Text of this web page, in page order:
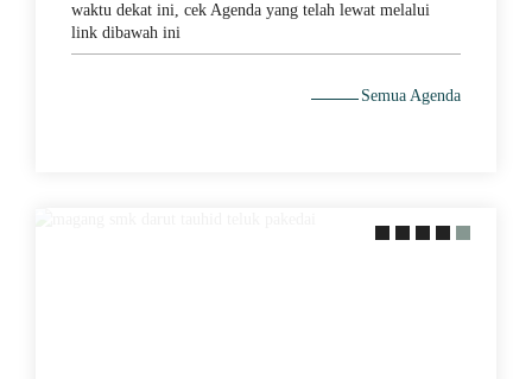
waktu dekat ini, cek Agenda yang telah lewat melalui
link dibawah ini
Semua Agenda